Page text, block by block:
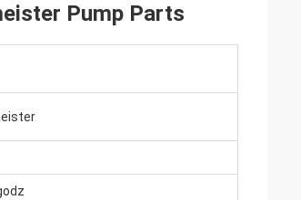
Pump Parts